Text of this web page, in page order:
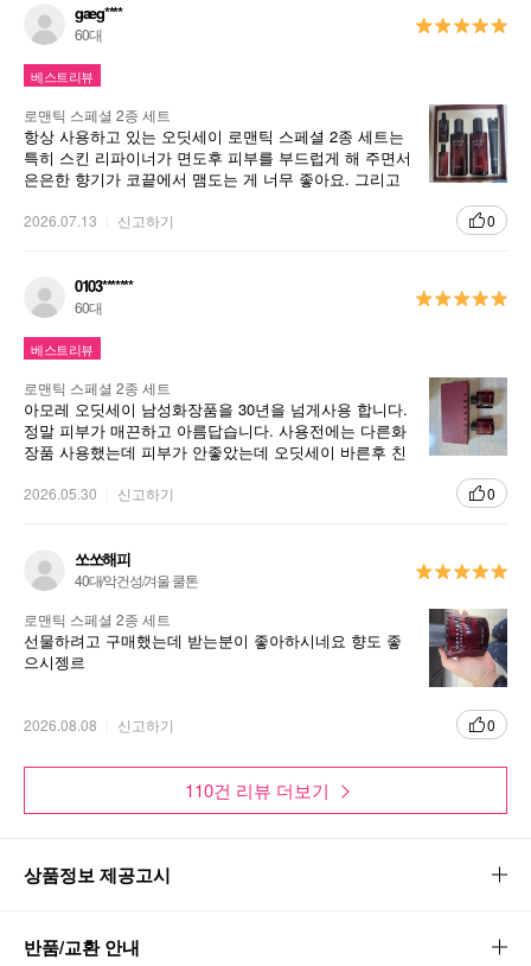
gaeg****
60대
베스트리뷰
로맨틱 스페셜 2종 세트
항상 사용하고 있는 오딧세이 로맨틱 스페셜 2종 세트는
특히 스킨 리파이너가 면도후 피부를 부드럽게 해 주면서
은은한 향기가 코끝에서 맴도는 게 너무 좋아요. 그리고
때 끈적임없어 좋아서 늘 사용중입니다
2026.07.13 신고하기 0
0103*******
60대
베스트리뷰
로맨틱 스페셜 2종 세트
아모레 오딧세이 남성화장품을 30년을 넘게사용 합니다.
정말 피부가 매끈하고 아름답습니다. 사용전에는 다른화
장품 사용했는데 피부가 안좋았는데 오딧세이 바른후 친
는 말을 들었을때는 기분이 너무좋와 이화장품 소개를 많
2026.05.30 신고하기 0
쏘쏘해피
40대/악건성/겨울 쿨톤
로맨틱 스페셜 2종 세트
선물하려고 구매했는데 받는분이 좋아하시네요 향도 좋
으시젱르
2026.08.08 신고하기 0
110건 리뷰 더보기
상품정보 제공고시
반품/교환 안내